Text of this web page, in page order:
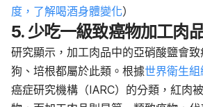
度，了解喝酒身體變化）
5. 少吃一級致癌物加工肉
研究顯示，加工肉品中的亞硝酸鹽會
狗、培根都屬於此類。根據世界衛生組
癌症研究機構（IARC）的分類，紅肉